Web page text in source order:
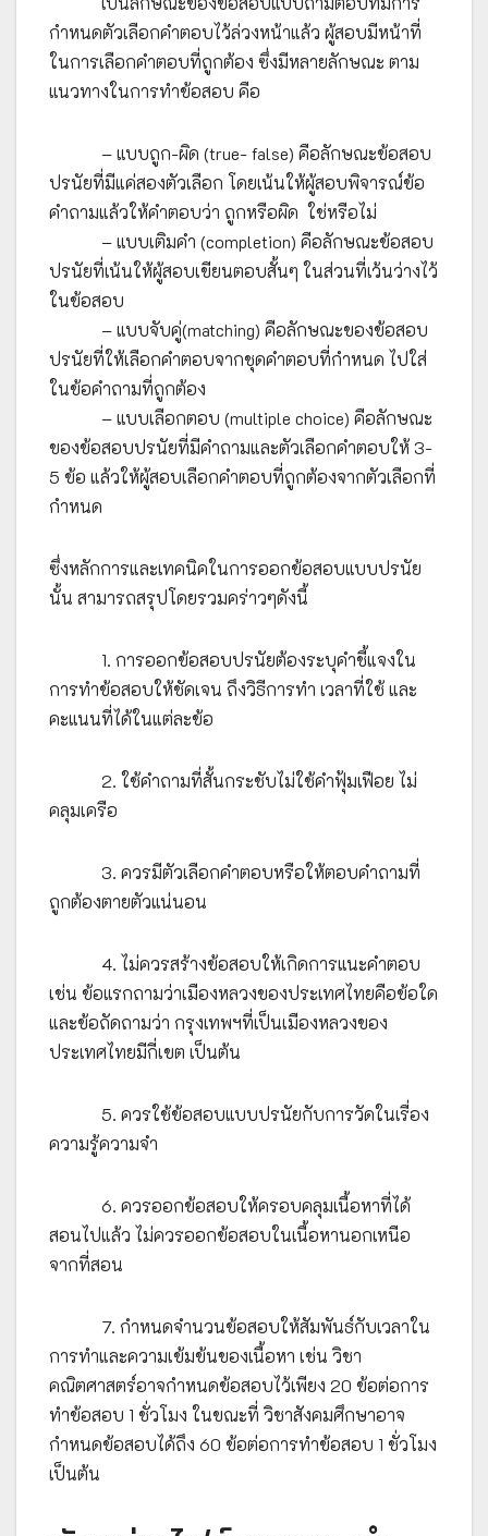
กำหนดตัวเลือกคำตอบไว้ล่วงหน้าแล้ว ผู้สอบมีหน้าที่
ในการเลือกคำตอบที่ถูกต้อง ซึ่งมีหลายลักษณะ ตาม
แนวทางในการทำข้อสอบ คือ
– แบบถูก-ผิด (true- false) คือลักษณะข้อสอบ
ปรนัยที่มีแค่สองตัวเลือก โดยเน้นให้ผู้สอบพิจารณ์ข้อ
คำถามแล้วให้คำตอบว่า ถูกหรือผิด ใช่หรือไม่
– แบบเติมคำ (completion) คือลักษณะข้อสอบ
ปรนัยที่เน้นให้ผู้สอบเขียนตอบสั้นๆ ในส่วนที่เว้นว่างไว้
ในข้อสอบ
– แบบจับคู่(matching) คือลักษณะของข้อสอบ
ปรนัยที่ให้เลือกคำตอบจากชุดคำตอบที่กำหนด ไปใส่
ในข้อคำถามที่ถูกต้อง
– แบบเลือกตอบ (multiple choice) คือลักษณะ
ของข้อสอบปรนัยที่มีคำถามและตัวเลือกคำตอบให้ 3-
5 ข้อ แล้วให้ผู้สอบเลือกคำตอบที่ถูกต้องจากตัวเลือกที่
กำหนด
ซึ่งหลักการและเทคนิคในการออกข้อสอบแบบปรนัย
นั้น สามารถสรุปโดยรวมคร่าวๆดังนี้
1. การออกข้อสอบปรนัยต้องระบุคำชี้แจงใน
การทำข้อสอบให้ชัดเจน ถึงวิธีการทำ เวลาที่ใช้ และ
คะแนนที่ได้ในแต่ละข้อ
2. ใช้คำถามที่สั้นกระชับไม่ใช้คำฟุ้มเฟือย ไม่
คลุมเครือ
3. ควรมีตัวเลือกคำตอบหรือให้ตอบคำถามที่
ถูกต้องตายตัวแน่นอน
4. ไม่ควรสร้างข้อสอบให้เกิดการแนะคำตอบ
เช่น ข้อแรกถามว่าเมืองหลวงของประเทศไทยคือข้อใด
และข้อถัดถามว่า กรุงเทพฯที่เป็นเมืองหลวงของ
ประเทศไทยมีกี่เขต เป็นต้น
5. ควรใช้ข้อสอบแบบปรนัยกับการวัดในเรื่อง
ความรู้ความจำ
6. ควรออกข้อสอบให้ครอบคลุมเนื้อหาที่ได้
สอนไปแล้ว ไม่ควรออกข้อสอบในเนื้อหานอกเหนือ
จากที่สอน
7. กำหนดจำนวนข้อสอบให้สัมพันธ์กับเวลาใน
การทำและความเข้มข้นของเนื้อหา เช่น วิชา
คณิตศาสตร์อาจกำหนดข้อสอบไว้เพียง 20 ข้อต่อการ
ทำข้อสอบ 1 ชั่วโมง ในขณะที่ วิชาสังคมศึกษาอาจ
กำหนดข้อสอบได้ถึง 60 ข้อต่อการทำข้อสอบ 1 ชั่วโมง
เป็นต้น